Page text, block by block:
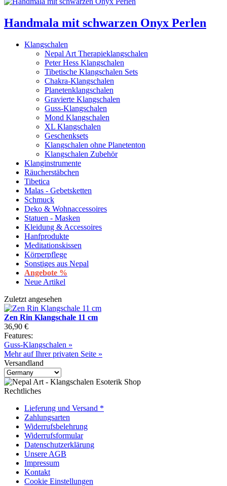
Handmala mit schwarzen Onyx Perlen
Klangschalen
Nepal Art Therapieklangschalen
Peter Hess Klangschalen
Tibetische Klangschalen Sets
Chakra-Klangschalen
Planetenklangschalen
Gravierte Klangschalen
Guss-Klangschalen
Mond Klangschalen
XL Klangschalen
Geschenksets
Klangschalen ohne Planetenton
Klangschalen Zubehör
Klanginstrumente
Räucherstäbchen
Tibetica
Malas - Gebetsketten
Schmuck
Deko & Wohnaccessoires
Statuen - Masken
Kleidung & Accessoires
Hanfprodukte
Meditationskissen
Körperpflege
Sonstiges aus Nepal
Angebote %
Neue Artikel
Zuletzt angesehen
Zen Rin Klangschale 11 cm
36,90 €
Features:
Guss-Klangschalen »
Mehr auf Ihrer privaten Seite »
Versandland
Rechtliches
Lieferung und Versand *
Zahlungsarten
Widerrufsbelehrung
Widerrufsformular
Datenschutzerklärung
Unsere AGB
Impressum
Kontakt
Cookie Einstellungen